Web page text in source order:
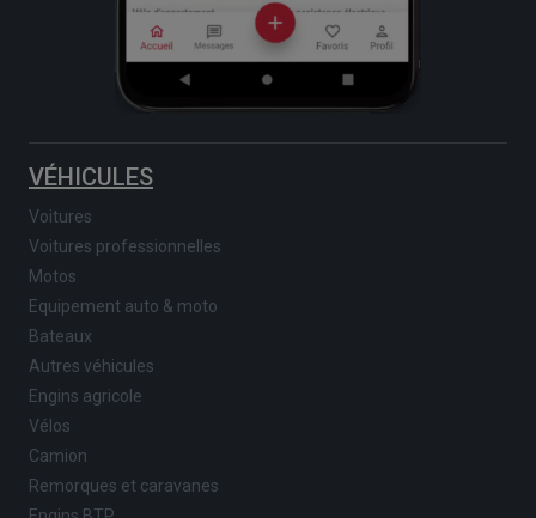
VÉHICULES
Voitures
Voitures professionnelles
Motos
Equipement auto & moto
Bateaux
Autres véhicules
Engins agricole
Vélos
Camion
Remorques et caravanes